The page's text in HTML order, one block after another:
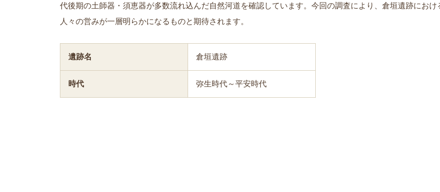
代後期の土師器・須恵器が多数流れ込んだ自然河道を確認しています。今回の調査により、倉垣遺跡におけ
人々の営みが一層明らかになるものと期待されます。
遺跡名 倉垣遺跡
時代 弥生時代～平安時代